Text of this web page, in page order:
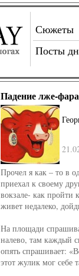
Сюжеты
Посты
Падение лже-
Прочел я как – то в
приехал к своему
вокзале- как пройти
живет недалеко,
На площади
налево, там каждый
опять спрашивает:
этот жулик мог себе